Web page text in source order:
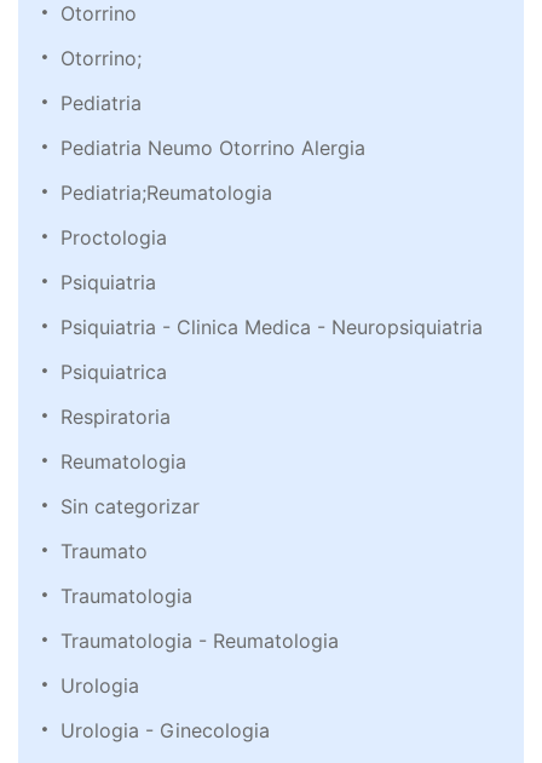
Otorrino
Otorrino;
Pediatria
Pediatria Neumo Otorrino Alergia
Pediatria;Reumatologia
Proctologia
Psiquiatria
Psiquiatria - Clinica Medica - Neuropsiquiatria
Psiquiatrica
Respiratoria
Reumatologia
Sin categorizar
Traumato
Traumatologia
Traumatologia - Reumatologia
Urologia
Urologia - Ginecologia